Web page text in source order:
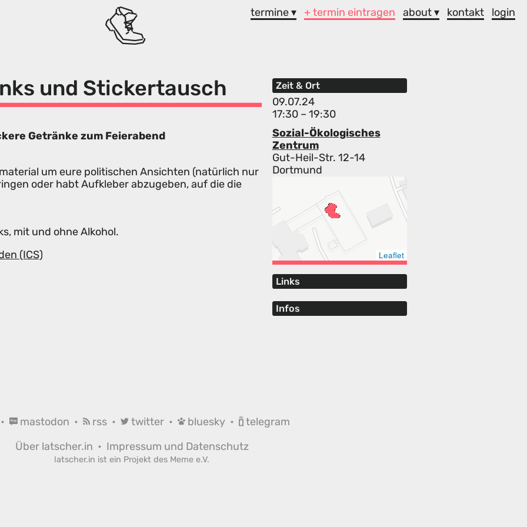
termine ▾ + termin eintragen about ▾ kontakt login
und Stickertausch Zeit & Ort
09.07.24
17:30 – 19:30
Sozial-Ökologisches
Zentrum
Gut-Heil-Str. 12-14
Dortmund
Leaflet
Links
Infos
Getränke zum Feierabend
um eure politischen Ansichten (natürlich nur
oder habt Aufkleber abzugeben, auf die die
mit und ohne Alkohol.
(ICS)
mastodon • rss • twitter • bluesky •
telegram
Über latscher.in • Impressum und Datenschutz
latscher.in ist ein Projekt des Meme e.V.